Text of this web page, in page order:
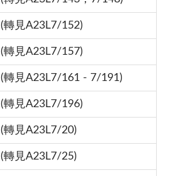
(轉見A23L7/152)
(轉見A23L7/157)
(轉見A23L7/161 - 7/191)
(轉見A23L7/196)
(轉見A23L7/20)
(轉見A23L7/25)